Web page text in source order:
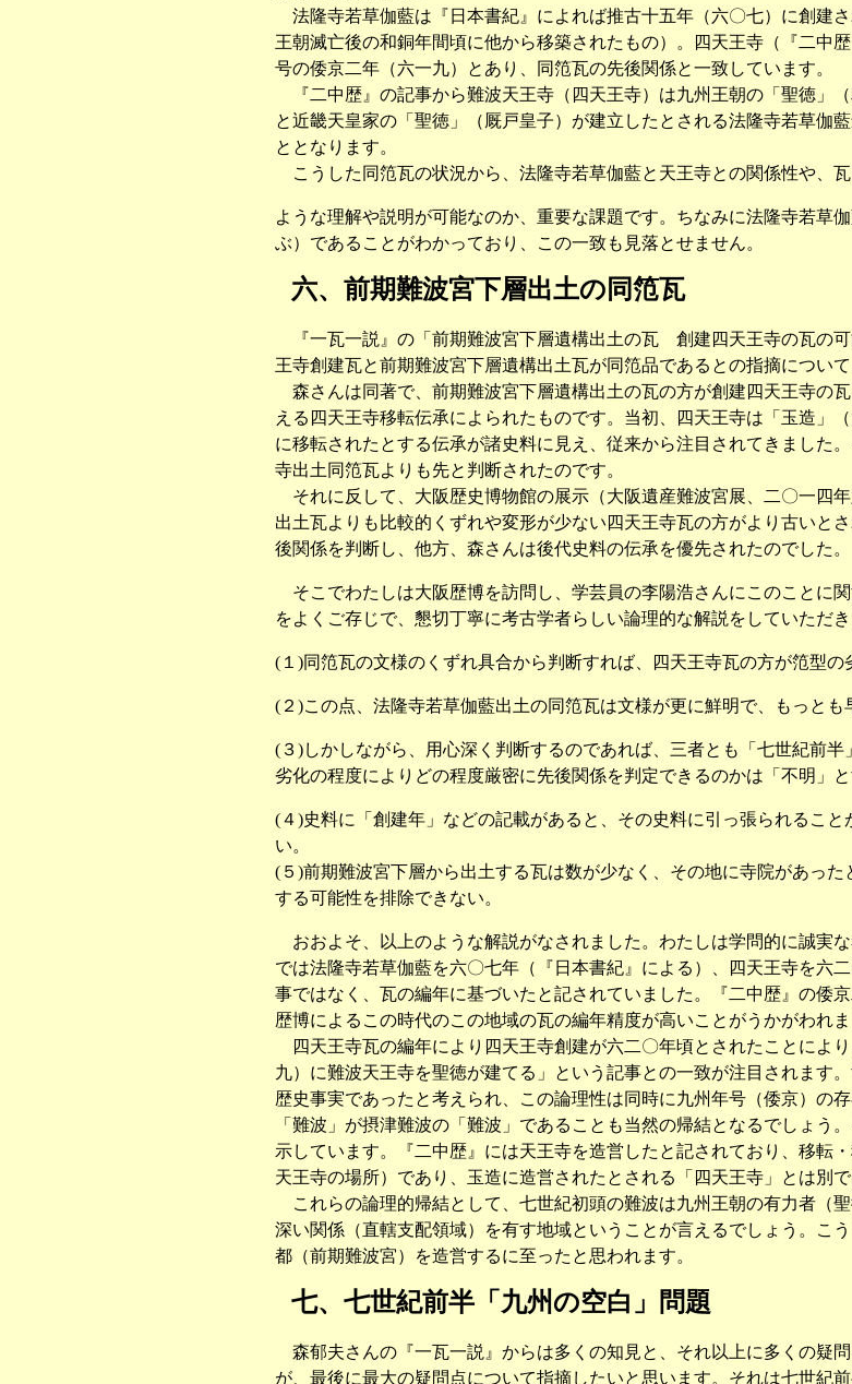
法隆寺若草伽藍は『日本書紀』によれば推古十五年（六〇七）に創建
王朝滅亡後の和銅年間頃に他から移築されたもの）。四天王寺（『二中
号の倭京二年（六一九）とあり、同笵瓦の先後関係と一致しています。
『二中歴』の記事から難波天王寺（四天王寺）は九州王朝の「聖徳」
と近畿天皇家の「聖徳」（厩戸皇子）が建立したとされる法隆寺若草伽
ととなります。
こうした同笵瓦の状況から、法隆寺若草伽藍と天王寺との関係性や、
ような理解や説明が可能なのか、重要な課題です。ちなみに法隆寺若草
ぶ）であることがわかっており、この一致も見落とせません。
六、前期難波宮下層出土の同笵瓦
『一瓦一説』の「前期難波宮下層遺構出土の瓦 創建四天王寺の瓦の
王寺創建瓦と前期難波宮下層遺構出土瓦が同笵品であるとの指摘につい
森さんは同著で、前期難波宮下層遺構出土の瓦の方が創建四天王寺の
える四天王寺移転伝承によられたものです。当初、四天王寺は「玉造」
に移転されたとする伝承が諸史料に見え、従来から注目されてきました
寺出土同笵瓦よりも先と判断されたのです。
それに反して、大阪歴史博物館の展示（大阪遺産難波宮展、二〇一四
出土瓦よりも比較的くずれや変形が少ない四天王寺瓦の方がより古いと
後関係を判断し、他方、森さんは後代史料の伝承を優先されたのでした。
そこでわたしは大阪歴博を訪問し、学芸員の李陽浩さんにこのことに
をよくご存じで、懇切丁寧に考古学者らしい論理的な解説をしていただ
(１)同笵瓦の文様のくずれ具合から判断すれば、四天王寺瓦の方が笵型
(２)この点、法隆寺若草伽藍出土の同笵瓦は文様が更に鮮明で、もっとも
(３)しかしながら、用心深く判断するのであれば、三者とも「七世紀前
劣化の程度によりどの程度厳密に先後関係を判定できるのかは「不明」
(４)史料に「創建年」などの記載があると、その史料に引っ張られるこ
い。
(５)前期難波宮下層から出土する瓦は数が少なく、その地に寺院があっ
する可能性を排除できない。
おおよそ、以上のような解説がなされました。わたしは学問的に誠実
では法隆寺若草伽藍を六〇七年（『日本書紀』による）、四天王寺を六
事ではなく、瓦の編年に基づいたと記されていました。『二中歴』の倭
歴博によるこの時代のこの地域の瓦の編年精度が高いことがうかがわれま
四天王寺瓦の編年により四天王寺創建が六二〇年頃とされたことによ
九）に難波天王寺を聖徳が建てる」という記事との一致が注目されます
歴史事実であったと考えられ、この論理性は同時に九州年号（倭京）の
「難波」が摂津難波の「難波」であることも当然の帰結となるでしょ
示しています。『二中歴』には天王寺を造営したと記されており、移転
天王寺の場所）であり、玉造に造営されたとされる「四天王寺」とは別
これらの論理的帰結として、七世紀初頭の難波は九州王朝の有力者（
深い関係（直轄支配領域）を有す地域ということが言えるでしょう。こ
都（前期難波宮）を造営するに至ったと思われます。
七、七世紀前半「九州の空白」問題
森郁夫さんの『一瓦一説』からは多くの知見と、それ以上に多くの疑
が、最後に最大の疑問点について指摘したいと思います。それは七世紀